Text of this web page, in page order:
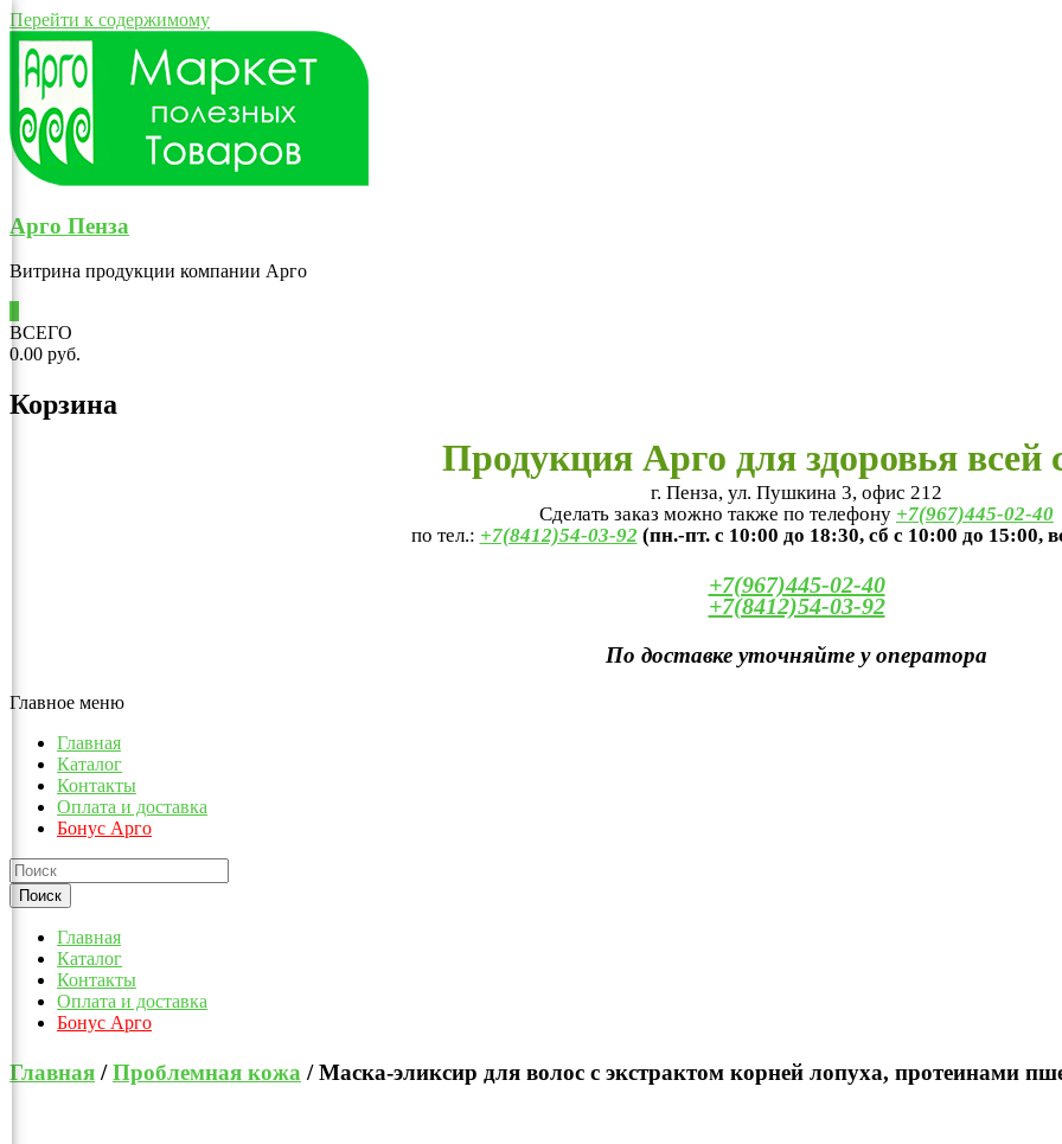
Перейти к содержимому
Арго Пенза
Витрина продукции компании Арго
ВСЕГО
0.00 руб.
Корзина
Продукция Арго для здоровья всей
г. Пенза, ул. Пушкина 3, офис 212
Сделать заказ можно также по телефону +7(967)445-02-40
по тел.: +7(8412)54-03-92 (пн.-пт. с 10:00 до 18:30, сб с 10:00 до 15:00,
+7(967)445-02-40
+7(8412)54-03-92
По доставке уточняйте у оператора
Главное меню
Главная
Каталог
Контакты
Оплата и доставка
Бонус Арго
Главная
Каталог
Контакты
Оплата и доставка
Бонус Арго
Главная /Проблемная кожа / Маска-эликсир для волос с экстрактом корней лопуха, протеинами